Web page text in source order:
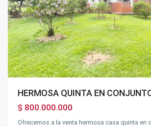
Previous
HERMOSA QUINTA EN
$ 800.000.000
Ofrecemos a la venta hermosa casa quinta en